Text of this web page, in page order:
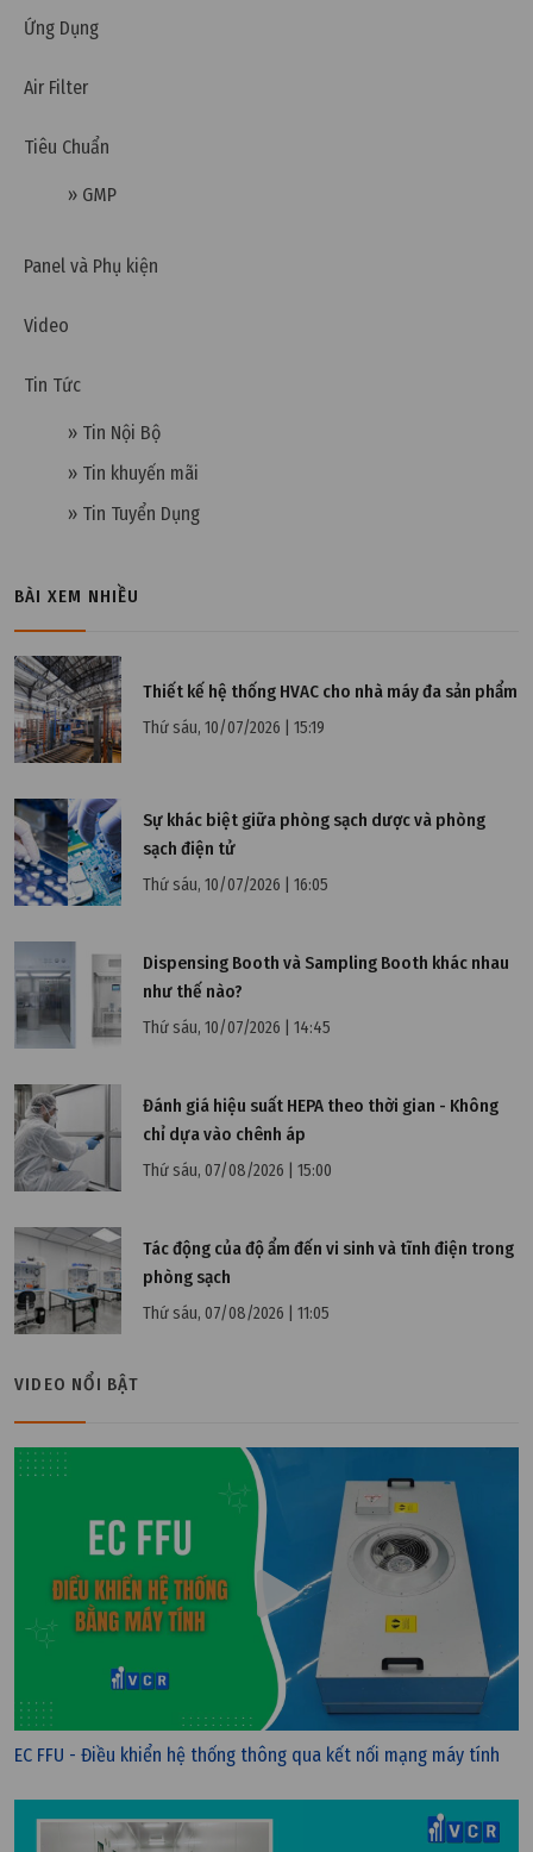
Thứ tư, 23/08/2023 | 11:38
toàn sức khỏe
Thứ hai, 21/08/2023 | 15:52
Tiêu chuẩn ISO 27001 – Bảo mật thông tin, an ninh
mạng và quyền riêng tư
Thứ hai, 21/08/2023 | 10:15
toàn thông tin
Thứ bảy, 19/08/2023 | 10:33
Ứng Dụng
Air Filter
Tiêu Chuẩn
» GMP
Panel và Phụ kiện
Video
Tin Tức
» Tin Nội Bộ
» Tin khuyến mãi
» Tin Tuyển Dụng
BÀI XEM NHIỀU
Thiết kế hệ thống HVAC cho nhà máy đa sản phẩm
Thứ sáu, 10/07/2026 | 15:19
Sự khác biệt giữa phòng sạch dược và phòng
sạch điện tử
Thứ sáu, 10/07/2026 | 16:05
Dispensing Booth và Sampling Booth khác nhau
như thế nào?
Thứ sáu, 10/07/2026 | 14:45
Đánh giá hiệu suất HEPA theo thời gian - Không
chỉ dựa vào chênh áp
Thứ sáu, 07/08/2026 | 15:00
Tác động của độ ẩm đến vi sinh và tĩnh điện trong
phòng sạch
Thứ sáu, 07/08/2026 | 11:05
VIDEO NỔI BẬT
EC FFU - Điều khiển hệ thống thông qua kết nối mạng máy tính